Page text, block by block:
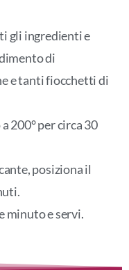
gli ingredienti e
di
e tanti fiocchetti di
200° per circa 30
posiziona il
minuto e servi.